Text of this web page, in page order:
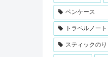
ペンケース
トラベルノート
スティックのり